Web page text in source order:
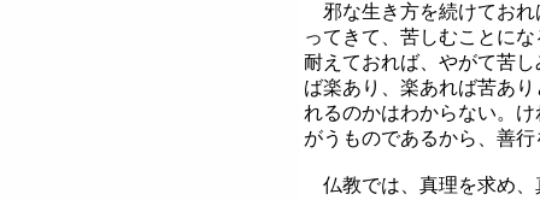
邪な生き方を続けておれ
ってきて、苦しむことに
耐えておれば、やがて苦
ば楽あり、楽あれば苦あ
れるのかはわからない。
がうものであるから、善
仏教では、真理を求め、